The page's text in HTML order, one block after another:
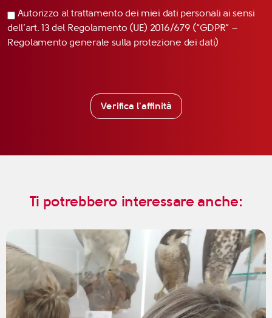
Autorizzo al trattamento dei miei dati personali ai sensi
dell’art. 13 del Regolamento (UE) 2016/679 (“GDPR” –
Regolamento generale sulla protezione dei dati)
Verifica l'affinità
Ti potrebbero interessare anche: